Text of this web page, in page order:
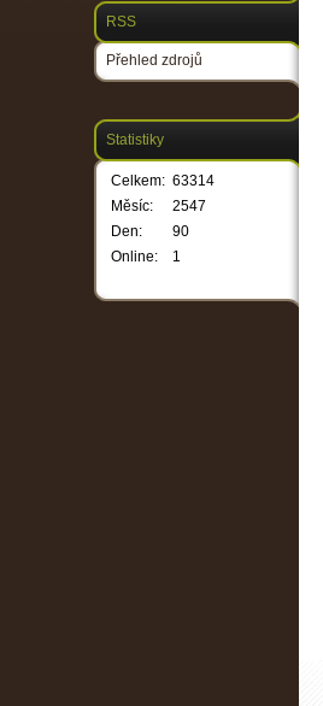
RSS
Přehled zdrojů
Statistiky
Online: 1
Celkem: 63314
Měsíc:
2547
Den:
90